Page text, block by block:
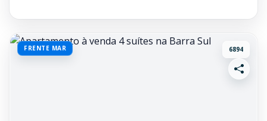
FRENTE MAR 6894